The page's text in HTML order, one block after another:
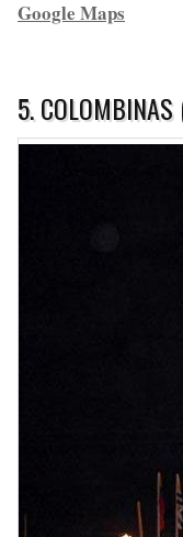
Google Maps
5. COLOMBINAS